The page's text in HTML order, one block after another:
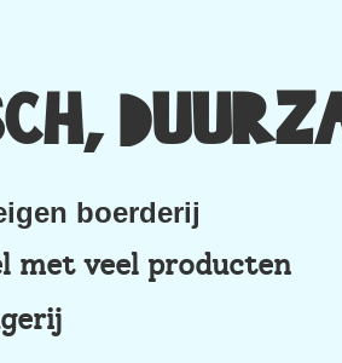
boerderij
met veel producten